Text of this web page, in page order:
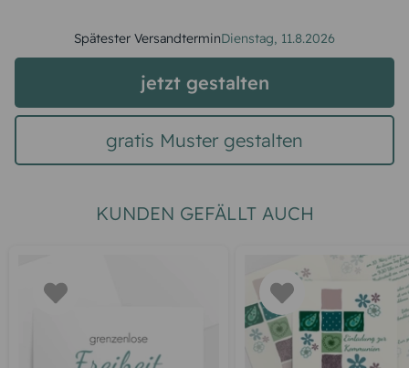
Spätester VersandterminDienstag, 11.8.2026
jetzt gestalten
gratis Muster gestalten
KUNDEN GEFÄLLT AUCH